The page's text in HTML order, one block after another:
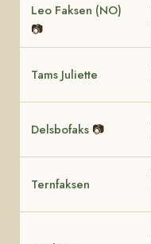
Leo Faksen (NO)
📷
Tams Juliette
Delsbofaks 📷
Ternfaksen